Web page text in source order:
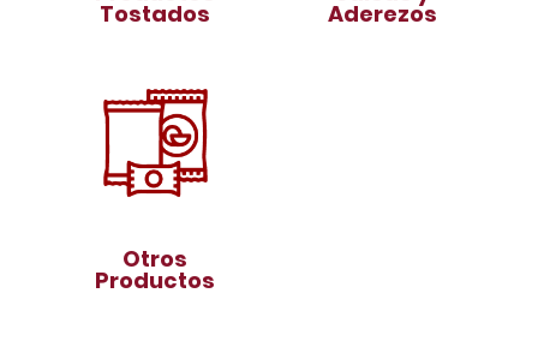
Tostados Aderezos
Otros
Productos